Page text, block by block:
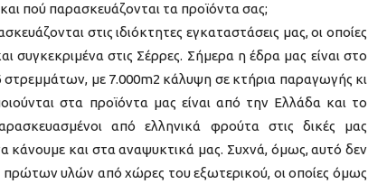
πού παρασκευάζονται τα προϊόντα σας;
στις ιδιόκτητες εγκαταστάσεις μας, οι οποίες
συγκεκριμένα στις Σέρρες. Σήμερα η έδρα μας είναι στο
στρεμμάτων, με 7.000m2 κάλυψη σε κτήρια παραγωγής κι
στα προϊόντα μας είναι από την Ελλάδα και το
από ελληνικά φρούτα στις δικές μας
κάνουμε και στα αναψυκτικά μας. Συχνά, όμως, αυτό δεν
πρώτων υλών από χώρες του εξωτερικού, οι οποίες όμως